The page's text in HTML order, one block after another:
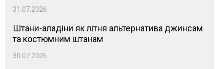
31.07.2026
Штани-аладіни як літня альтернатива джинсам
та костюмним штанам
30.07.2026